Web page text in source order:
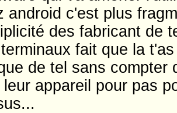
android c'est plus
des fabricant de
terminaux fait que la
de tel sans compter
leur appareil pour pas